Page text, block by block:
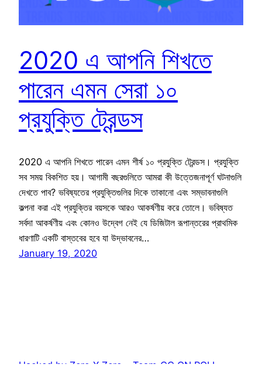
2020 এ আপনি শিখতে
পারেন এমন সেরা ১০
প্রযুক্তি ট্রেন্ডস
2020 এ আপনি শিখতে পারেন এমন শীর্ষ ১০ প্রযুক্তি ট্রেন্ডস। প্রযুক্তি
সব সময় বিকশিত হয়। আগামী বছরগুলিতে আমরা কী উত্তেজনাপূর্ণ ঘটনাগুলি
দেখতে পাব? ভবিষ্যতের প্রযুক্তিগুলির দিকে তাকানো এবং সম্ভাবনাগুলি
কল্পনা করা এই প্রযুক্তির বয়সকে আরও আকর্ষণীয় করে তোলে। ভবিষ্যত
সর্বদা আকর্ষণীয় এবং কোনও উদ্বেগ নেই যে ডিজিটাল রূপান্তরের প্রাথমিক
ধারণাটি একটি বাস্তবের হবে যা উদ্ভাবনের…
January 19, 2020
Hacked by Zero X Zero – Team_CC ON ROLL